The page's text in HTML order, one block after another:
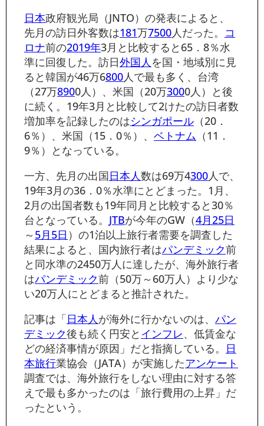
日本政府観光局（JNTO）の発表によると、
先月の訪日外客数は181万7500人だった。 コ
ロナ前の2019年3月と比較すると65．8％水
準に回復した。訪日外国人 を国・地域別に見
ると韓国が46万6800人で最も多く、台湾
（27万8900人）、米国（20万3000人）と後
に続く。19年3月と比較して2けたの訪日者数
増加率を記録したのはシンガポール （20．
6％）、米国（15．0％）、 ベトナム （11．
9％）となっている。
一方、先月の出国日本人数は69万4300人で、
19年3月の36．0％水準にとどまった。1月、
2月の出国者数も19年同月と比較すると30％
台となっている。 JTBが今年のGW（4月25日
～ 5月5日 ）の1泊以上旅行者需要を調査した
結果によると、国内旅行者はパンデミック前
と同水準の2450万人に達したが、海外旅行者
はパンデミック前（50万～60万人）より少な
い20万人にとどまると推計された。
記事は「日本人が海外に行かないのは、 パン
デミック後も続く円安と インフレ、低賃金な
どの経済事情が原因」だと指摘している。 日
本旅行業協会（JATA）が実施したアンケート
調査では、海外旅行をしない理由に対する答
えで最も多かったのは「旅行費用の上昇」だ
ったという。